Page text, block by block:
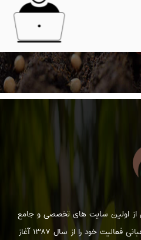
از اولین سایت های تخصصی و جامع
ترین دایره المعارف گل و گیاه و باغبانی فعالیت خود را از سال ۱۳۸۷ آغاز